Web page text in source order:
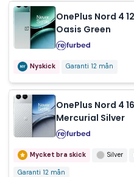
OnePlus Nord 4
Oasis Green
Nyskick Garanti 12 mån
OnePlus Nord 4
Mercurial Silver
Mycket bra skick Silver
Garanti 12 mån